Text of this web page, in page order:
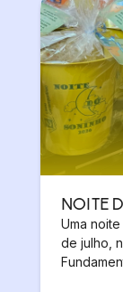
NOITE
Uma
de julho,